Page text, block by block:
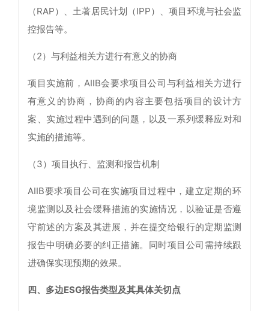
（RAP）、土著居民计划（IPP）、项目环境与社会监
控报告等。
（2）与利益相关方进行有意义的协商
项目实施前，AIIB会要求项目公司与利益相关方进行
有意义的协商，协商的内容主要包括项目的设计方
案、实施过程中遇到的问题，以及一系列缓释应对和
实施的措施等。
（3）项目执行、监测和报告机制
AIIB要求项目公司在实施项目过程中，建立定期的环
境监测以及社会缓释措施的实施情况，以验证是否遵
守前述的方案及其进展，并在提交给银行的定期监测
报告中明确必要的纠正措施。同时项目公司需持续跟
进确保实现预期的效果。
四、多边ESG报告类型及其具体关切点